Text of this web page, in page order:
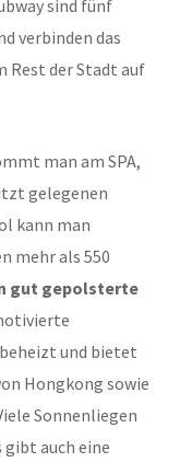
sind fünf
verbinden das
Rest der Stadt auf
man am SPA,
gelegenen
kann man
mehr als 550
gut gepolsterte
und bietet
Hongkong sowie
Sonnenliegen
gibt auch eine